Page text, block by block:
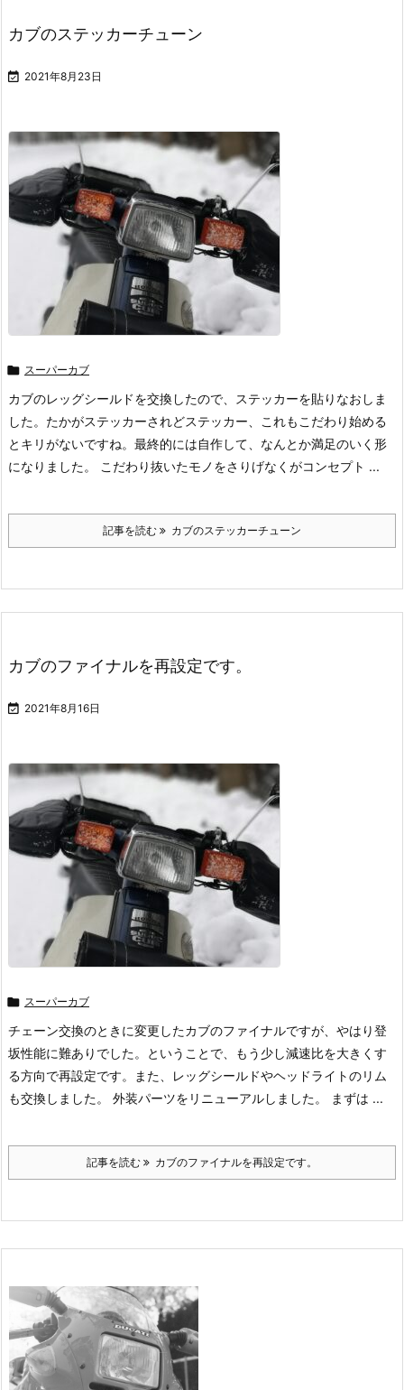
カブのステッカーチューン
 2021年8月23日
 スーパーカブ
カブのレッグシールドを交換したので、ステッカーを貼りなおしま
した。たかがステッカーされどステッカー、これもこだわり始める
とキリがないですね。最終的には自作して、なんとか満足のいく形
になりました。 こだわり抜いたモノをさりげなくがコンセプト ...
記事を読む カブのステッカーチューン
カブのファイナルを再設定です。
 2021年8月16日
 スーパーカブ
チェーン交換のときに変更したカブのファイナルですが、やはり登
坂性能に難ありでした。ということで、もう少し減速比を大きくす
る方向で再設定です。また、レッグシールドやヘッドライトのリム
も交換しました。 外装パーツをリニューアルしました。 まずは ...
記事を読む カブのファイナルを再設定です。